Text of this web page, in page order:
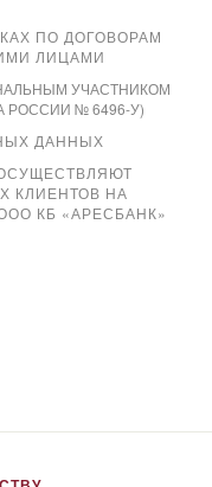
ПО ДОГОВОРАМ
ЛИЦАМИ
УЧАСТНИКОМ
РОССИИ № 6496-У)
ДАННЫХ
КЛИЕНТОВ НА
КБ «АРЕСБАНК»